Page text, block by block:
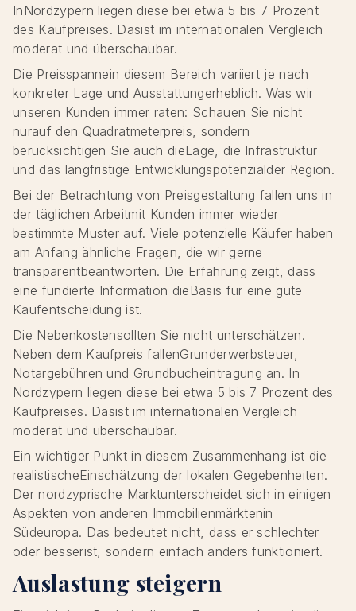
InNordzypern liegen diese bei etwa 5 bis 7 Prozent
des Kaufpreises. Dasist im internationalen Vergleich
moderat und überschaubar.
Die Preisspannein diesem Bereich variiert je nach
konkreter Lage und Ausstattungerheblich. Was wir
unseren Kunden immer raten: Schauen Sie nicht
nurauf den Quadratmeterpreis, sondern
berücksichtigen Sie auch dieLage, die Infrastruktur
und das langfristige Entwicklungspotenzialder Region.
Bei der Betrachtung von Preisgestaltung fallen uns in
der täglichen Arbeitmit Kunden immer wieder
bestimmte Muster auf. Viele potenzielle Käufer haben
am Anfang ähnliche Fragen, die wir gerne
transparentbeantworten. Die Erfahrung zeigt, dass
eine fundierte Information dieBasis für eine gute
Kaufentscheidung ist.
Die Nebenkostensollten Sie nicht unterschätzen.
Neben dem Kaufpreis fallenGrunderwerbsteuer,
Notargebühren und Grundbucheintragung an. In
Nordzypern liegen diese bei etwa 5 bis 7 Prozent des
Kaufpreises. Dasist im internationalen Vergleich
moderat und überschaubar.
Ein wichtiger Punkt in diesem Zusammenhang ist die
realistischeEinschätzung der lokalen Gegebenheiten.
Der nordzyprische Marktunterscheidet sich in einigen
Aspekten von anderen Immobilienmärktenin
Südeuropa. Das bedeutet nicht, dass er schlechter
oder besserist, sondern einfach anders funktioniert.
Auslastung steigern